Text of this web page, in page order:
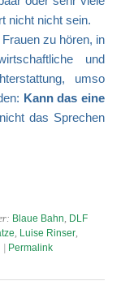
nicht nicht sein.
zu hören, in
und
umso
Kann das eine
das Sprechen
Blaue Bahn, DLF
, Luise Rinser,
Permalink